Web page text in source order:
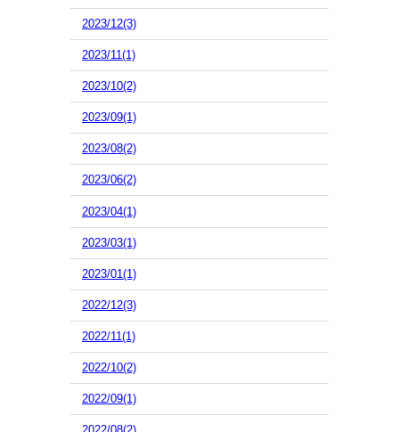
2023/12(3)
2023/11(1)
2023/10(2)
2023/09(1)
2023/08(2)
2023/06(2)
2023/04(1)
2023/03(1)
2023/01(1)
2022/12(3)
2022/11(1)
2022/10(2)
2022/09(1)